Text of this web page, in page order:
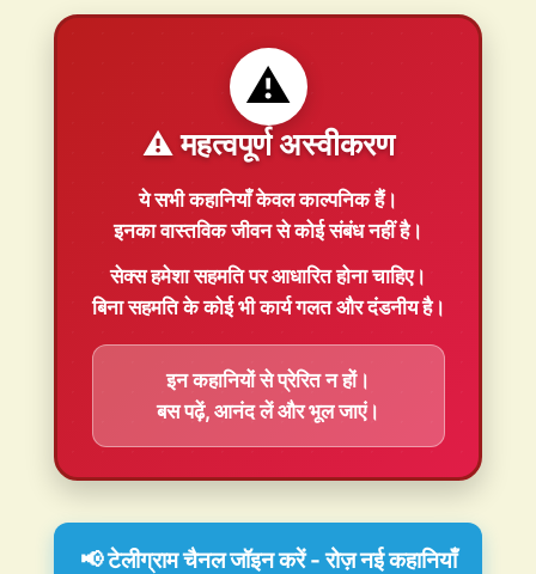
⚠️
⚠️ महत्वपूर्ण अस्वीकरण
ये सभी कहानियाँकेवल काल्पनिकहैं।
इनका वास्तविक जीवन से कोई संबंध नहीं है।
सेक्स हमेशासहमतिपर आधारित होना चाहिए।
बिना सहमति के कोई भी कार्य गलत और दंडनीय है।
इन कहानियों से प्रेरित न हों।
बस पढ़ें, आनंद लें और भूल जाएं।
📢 टेलीग्राम चैनल जॉइन करें - रोज़ नई कहानियाँ